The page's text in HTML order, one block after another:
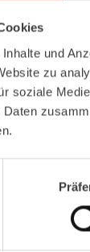
und
zu
soziale
mit